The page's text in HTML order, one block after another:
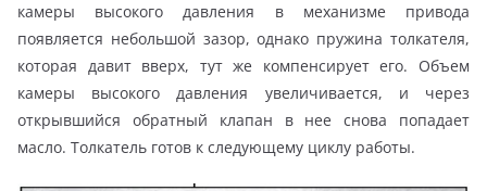
камеры высокого давления в механизме привода
появляется небольшой зазор, однако пружина толкателя,
которая давит вверх, тут же компенсирует его. Объем
камеры высокого давления увеличивается, и через
открывшийся обратный клапан в нее снова попадает
масло. Толкатель готов к следующему циклу работы.